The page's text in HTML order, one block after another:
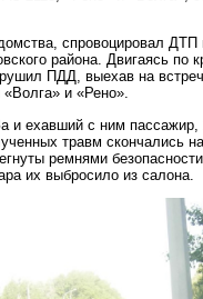
спровоцировал ДТП
района. Двигаясь по
ПДД, выехав на
и «Рено».
и ехавший с ним пассажир,
травм скончались
ремнями
их выбросило из салона.